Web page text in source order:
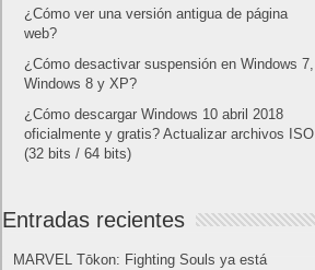
¿Cómo ver una versión antigua de página
web?
¿Cómo desactivar suspensión en Windows 7,
Windows 8 y XP?
¿Cómo descargar Windows 10 abril 2018
oficialmente y gratis? Actualizar archivos ISO
(32 bits / 64 bits)
Entradas recientes
MARVEL Tōkon: Fighting Souls ya está